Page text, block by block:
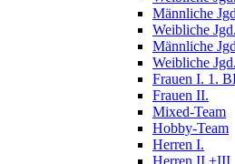
Männliche
Weibliche
Männliche
Weibliche
Frauen I. 1.
Frauen II.
Mixed-Team
Hobby-Team
Herren I.
Herren II.+III